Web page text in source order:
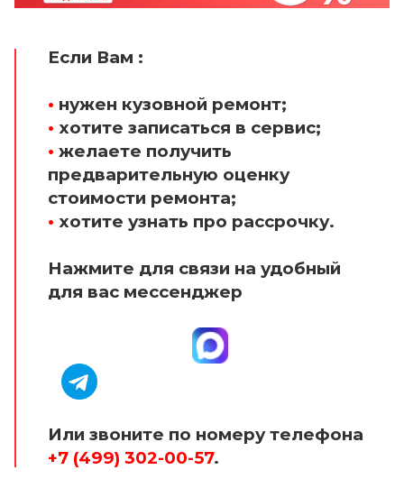
Если Вам :
• нужен кузовной ремонт;
• хотите записаться в сервис;
• желаете получить
предварительную оценку
стоимости ремонта;
• хотите узнать про рассрочку.
Нажмите для связи на удобный
для вас мессенджер
Или звоните по номеру телефона
+7 (499) 302-00-57.